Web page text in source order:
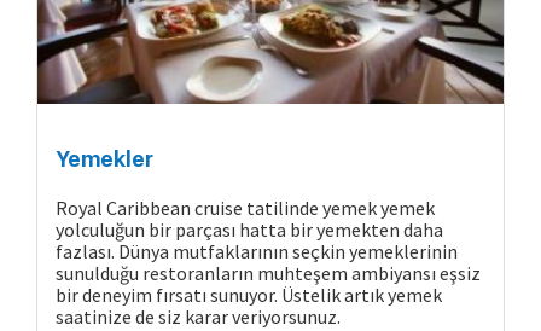
Yemekler
Royal Caribbean cruise tatilinde yemek yemek
yolculuğun bir parçası hatta bir yemekten daha
fazlası. Dünya mutfaklarının seçkin yemeklerinin
sunulduğu restoranların muhteşem ambiyansı eşsiz
bir deneyim fırsatı sunuyor. Üstelik artık yemek
saatinize de siz karar veriyorsunuz.